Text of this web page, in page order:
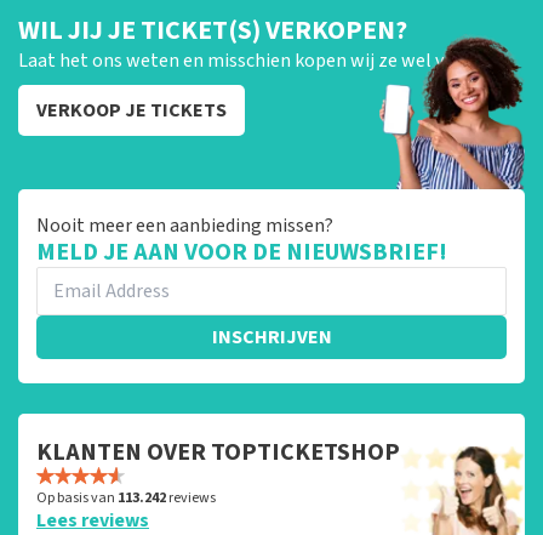
WIL JIJ JE TICKET(S) VERKOPEN?
Laat het ons weten en misschien kopen wij ze wel van je!
VERKOOP JE TICKETS
Nooit meer een aanbieding missen?
MELD JE AAN VOOR DE NIEUWSBRIEF!
INSCHRIJVEN
KLANTEN OVER TOPTICKETSHOP
Op basis van 113.242reviews
Lees reviews